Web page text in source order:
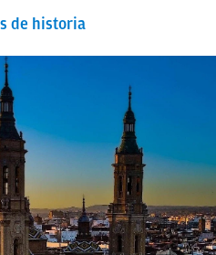
de historia